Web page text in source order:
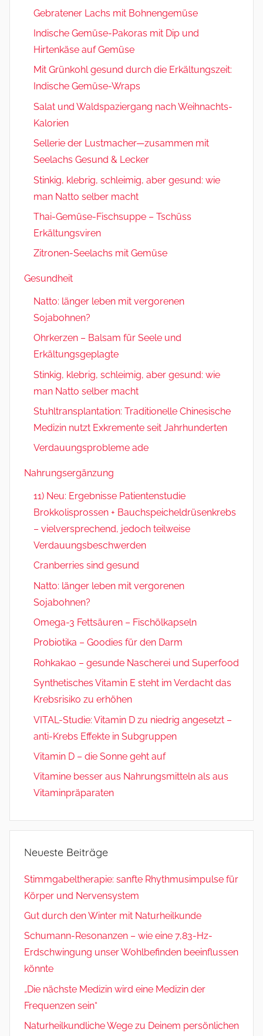
Gebratener Lachs mit Bohnengemüse
Indische Gemüse-Pakoras mit Dip und
Hirtenkäse auf Gemüse
Mit Grünkohl gesund durch die Erkältungszeit:
Indische Gemüse-Wraps
Salat und Waldspaziergang nach Weihnachts-
Kalorien
Sellerie der Lustmacher—zusammen mit
Seelachs Gesund & Lecker
Stinkig, klebrig, schleimig, aber gesund: wie
man Natto selber macht
Thai-Gemüse-Fischsuppe – Tschüss
Erkältungsviren
Zitronen-Seelachs mit Gemüse
Gesundheit
Natto: länger leben mit vergorenen
Sojabohnen?
Ohrkerzen – Balsam für Seele und
Erkältungsgeplagte
Stinkig, klebrig, schleimig, aber gesund: wie
man Natto selber macht
Stuhltransplantation: Traditionelle Chinesische
Medizin nutzt Exkremente seit Jahrhunderten
Verdauungsprobleme ade
Nahrungsergänzung
11) Neu: Ergebnisse Patientenstudie
Brokkolisprossen + Bauchspeicheldrüsenkrebs
– vielversprechend, jedoch teilweise
Verdauungsbeschwerden
Cranberries sind gesund
Natto: länger leben mit vergorenen
Sojabohnen?
Omega-3 Fettsäuren – Fischölkapseln
Probiotika – Goodies für den Darm
Rohkakao – gesunde Nascherei und Superfood
Synthetisches Vitamin E steht im Verdacht das
Krebsrisiko zu erhöhen
VITAL-Studie: Vitamin D zu niedrig angesetzt –
anti-Krebs Effekte in Subgruppen
Vitamin D – die Sonne geht auf
Vitamine besser aus Nahrungsmitteln als aus
Vitaminpräparaten
Neueste Beiträge
Stimmgabeltherapie: sanfte Rhythmusimpulse für
Körper und Nervensystem
Gut durch den Winter mit Naturheilkunde
Schumann-Resonanzen – wie eine 7,83-Hz-
Erdschwingung unser Wohlbefinden beeinflussen
könnte
„Die nächste Medizin wird eine Medizin der
Frequenzen sein“
Naturheilkundliche Wege zu Deinem persönlichen